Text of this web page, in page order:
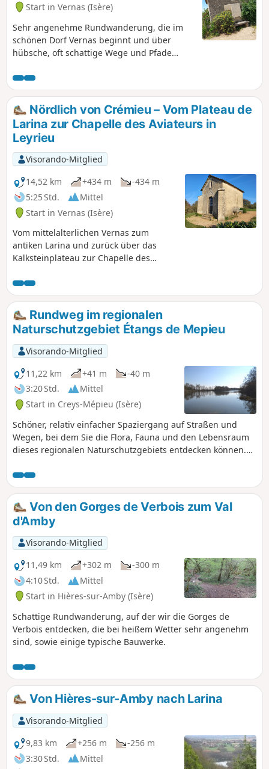
Start in Vernas (Isère)
Sehr angenehme Rundwanderung, die im
schönen Dorf Vernas beginnt und über
hübsche, oft schattige Wege und Pfade
führt, wo 1944 ein Militärflugzeug und 1969
ein weiteres Flugzeug abgestürzt sind. Eine
kleine Kapelle, Gedenktafeln und ein Schild
erinnern an diese Ereignisse. Entlang der
gesamten Strecke bieten sich weite
Ausblicke auf die Rhône-Ebene und die
Alpenkette in der Ferne.
Nördlich von Crémieu – Vom Plateau de
Larina zur Chapelle des Aviateurs in
Leyrieu
Visorando-Mitglied
14,52 km
+434 m
-434 m
5:25 Std.
Mittel
Start in Vernas (Isère)
Vom mittelalterlichen Vernas zum
antiken Larina und zurück über das
Kalksteinplateau zur Chapelle des
Flugzeugabstürze), zurück ins
Mittelalter über den Fischteich des
Schlosses Delphinal de Vernas.
Rundweg im regionalen
Naturschutzgebiet Étangs de Mepieu
Visorando-Mitglied
11,22 km
+41 m
-40 m
3:20 Std.
Mittel
Start in Creys-Mépieu (Isère)
Schöner, relativ einfacher Spaziergang auf Straßen und
Wegen, bei dem Sie die Flora, Fauna und den Lebensraum
dieses regionalen Naturschutzgebiets entdecken können.
Anstieg in der Mitte der Strecke. Eine Bewertung vom
17.04.23 weist darauf hin, dass ein Abschnitt ab (6) nun
privat ist, aber es ist möglich, dass der markierte Weg
umgeleitet wurde oder dass der Wanderer den Weg
aufgrund von Bauarbeiten nicht gefunden hat. Wir bitten
diejenigen, die dort vorbeikommen, dies zu bestätigen oder
zu widerlegen.
Von den Gorges de Verbois zum Val
d'Amby
Visorando-Mitglied
11,49 km
+302 m
-300 m
4:10 Std.
Mittel
Start in Hières-sur-Amby (Isère)
Schattige Rundwanderung, auf der wir die Gorges de
Verbois entdecken, die bei heißem Wetter sehr angenehm
sind, sowie einige typische Bauwerke.
Von Hières-sur-Amby nach Larina
Visorando-Mitglied
9,83 km
+256 m
-256 m
3:30 Std.
Mittel